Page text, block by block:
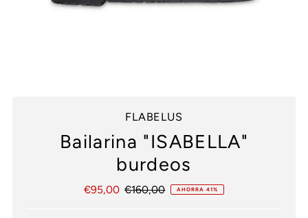
FLABELUS
Bailarina "ISABELLA"
burdeos
Precio
€95,00 Precio
€160,00 AHORRA 41%